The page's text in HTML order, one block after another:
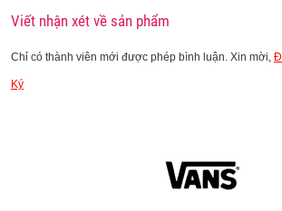
Viết nhận xét về sản phẩm
Chỉ có thành viên mới được phép bình luận. Xin mời,
Ký